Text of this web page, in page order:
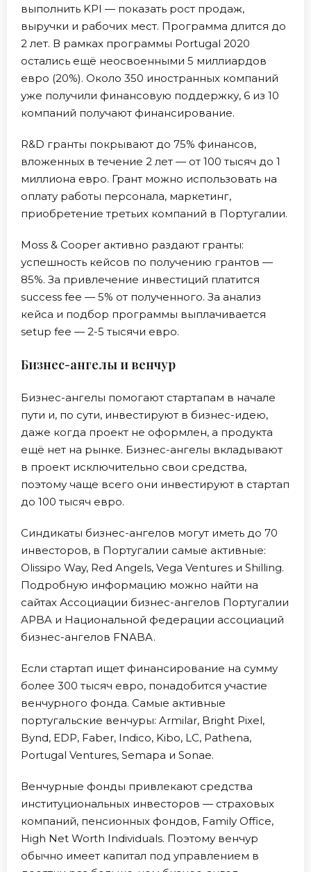
выполнить KPI — показать рост продаж,
выручки и рабочих мест. Программа длится до
2 лет. В рамках программы Portugal 2020
остались ещё неосвоенными 5 миллиардов
евро (20%). Около 350 иностранных компаний
уже получили финансовую поддержку, 6 из 10
компаний получают финансирование.
R&D гранты покрывают до 75% финансов,
вложенных в течение 2 лет — от 100 тысяч до 1
миллиона евро. Грант можно использовать на
оплату работы персонала, маркетинг,
приобретение третьих компаний в Португалии.
Moss & Cooper активно раздают гранты:
успешность кейсов по получению грантов —
85%. За привлечение инвестиций платится
success fee — 5% от полученного. За анализ
кейса и подбор программы выплачивается
setup fee — 2-5 тысячи евро.
Бизнес-ангелы и венчур
Бизнес-ангелы помогают стартапам в начале
пути и, по сути, инвестируют в бизнес-идею,
даже когда проект не оформлен, а продукта
ещё нет на рынке. Бизнес-ангелы вкладывают
в проект исключительно свои средства,
поэтому чаще всего они инвестируют в стартап
до 100 тысяч евро.
Синдикаты бизнес-ангелов могут иметь до 70
инвесторов, в Португалии самые активные:
Olissipo Way, Red Angels, Vega Ventures и Shilling.
Подробную информацию можно найти на
сайтах Ассоциации бизнес-ангелов Португалии
APBA и Национальной федерации ассоциаций
бизнес-ангелов FNABA.
Если стартап ищет финансирование на сумму
более 300 тысяч евро, понадобится участие
венчурного фонда. Самые активные
португальские венчуры: Armilar, Bright Pixel,
Bynd, EDP, Faber, Indico, Kibo, LC, Pathena,
Portugal Ventures, Semapa и Sonae.
Венчурные фонды привлекают средства
институциональных инвесторов — страховых
компаний, пенсионных фондов, Family Office,
High Net Worth Individuals. Поэтому венчур
обычно имеет капитал под управлением в